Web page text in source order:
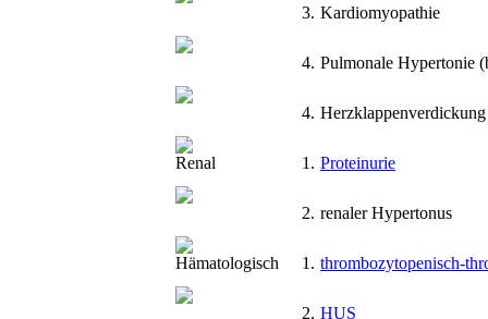
3. Kardiomyopathie
4. Pulmonale Hypertonie
4. Herzklappenverdickung
Renal 1. Proteinurie
2. renaler Hypertonus
Hämatologisch 1. thrombozytopenisch-
2. HUS